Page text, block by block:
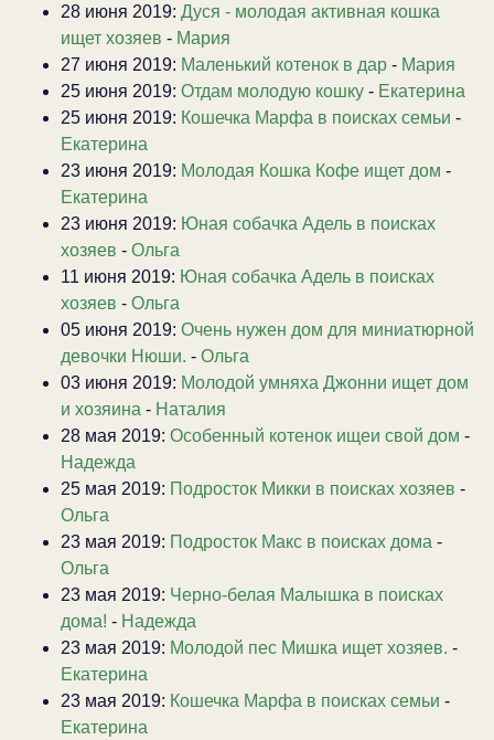
28 июня 2019: Дуся - молодая активная кошка
ищет хозяев - Мария
27 июня 2019: Маленький котенок в дар - Мария
25 июня 2019: Отдам молодую кошку - Екатерина
25 июня 2019: Кошечка Марфа в поисках семьи -
Екатерина
23 июня 2019: Молодая Кошка Кофе ищет дом -
Екатерина
23 июня 2019: Юная собачка Адель в поисках
хозяев - Ольга
11 июня 2019: Юная собачка Адель в поисках
хозяев - Ольга
05 июня 2019: Очень нужен дом для миниатюрной
девочки Нюши. - Ольга
03 июня 2019: Молодой умняха Джонни ищет дом
и хозяина - Наталия
28 мая 2019: Особенный котенок ищеи свой дом -
Надежда
25 мая 2019: Подросток Микки в поисках хозяев -
Ольга
23 мая 2019: Подросток Макс в поисках дома -
Ольга
23 мая 2019: Черно-белая Малышка в поисках
дома! - Надежда
23 мая 2019: Молодой пес Мишка ищет хозяев. -
Екатерина
23 мая 2019: Кошечка Марфа в поисках семьи -
Екатерина